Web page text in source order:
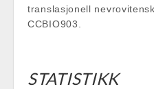
translasjonell
CCBIO903.
STATISTIKK